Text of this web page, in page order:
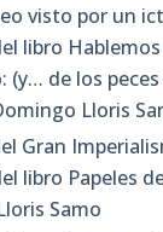
visto por un
libro
(y… de los
Lloris
Gran
libro Papeles
Samo